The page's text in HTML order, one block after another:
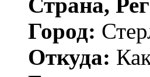
Город:
Откуда: